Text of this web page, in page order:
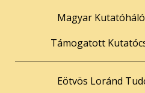
Magyar
Támogatott
Eötvös Loránd